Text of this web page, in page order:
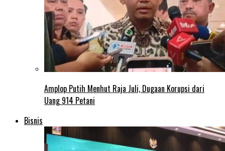
Amplop Putih Menhut Raja Juli, Dugaan Korupsi dari
Uang 914 Petani
Bisnis